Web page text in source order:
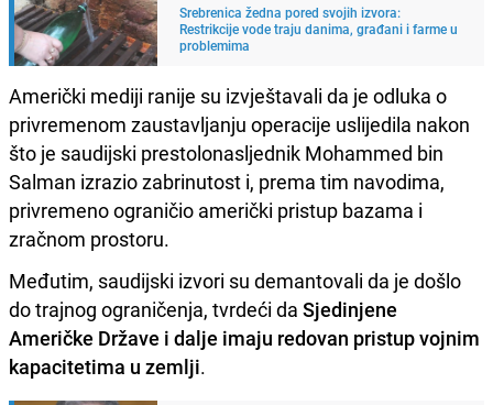
Srebrenica žedna pored svojih izvora:
Restrikcije vode traju danima, građani i farme u
problemima
Američki mediji ranije su izvještavali da je odluka o
privremenom zaustavljanju operacije uslijedila nakon
što je saudijski prestolonasljednik Mohammed bin
Salman izrazio zabrinutost i, prema tim navodima,
privremeno ograničio američki pristup bazama i
zračnom prostoru.
Međutim, saudijski izvori su demantovali da je došlo
do trajnog ograničenja, tvrdeći da Sjedinjene
Američke Države i dalje imaju redovan pristup vojnim
kapacitetima u zemlji.